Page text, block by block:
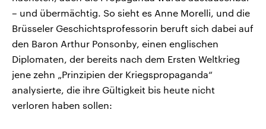
– und übermächtig. So sieht es Anne Morelli, und die
Brüsseler Geschichtsprofessorin beruft sich dabei auf
den Baron Arthur Ponsonby, einen englischen
Diplomaten, der bereits nach dem Ersten Weltkrieg
jene zehn „Prinzipien der Kriegspropaganda“
analysierte, die ihre Gültigkeit bis heute nicht
verloren haben sollen: